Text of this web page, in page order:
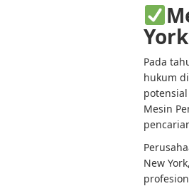
Pada
hukum
Mesin
New